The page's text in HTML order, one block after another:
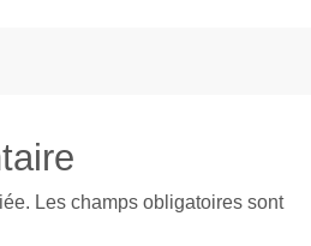
Les champs obligatoires sont